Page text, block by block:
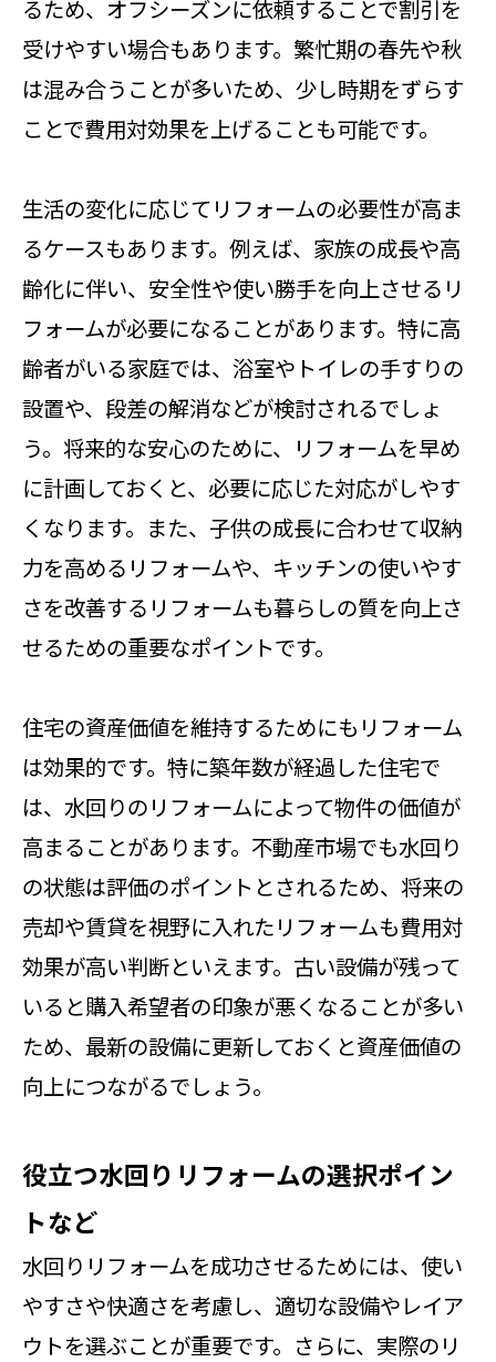
るため、オフシーズンに依頼することで割引を
受けやすい場合もあります。繁忙期の春先や秋
は混み合うことが多いため、少し時期をずらす
ことで費用対効果を上げることも可能です。
生活の変化に応じてリフォームの必要性が高ま
るケースもあります。例えば、家族の成長や高
齢化に伴い、安全性や使い勝手を向上させるリ
フォームが必要になることがあります。特に高
齢者がいる家庭では、浴室やトイレの手すりの
設置や、段差の解消などが検討されるでしょ
う。将来的な安心のために、リフォームを早め
に計画しておくと、必要に応じた対応がしやす
くなります。また、子供の成長に合わせて収納
力を高めるリフォームや、キッチンの使いやす
さを改善するリフォームも暮らしの質を向上さ
せるための重要なポイントです。
住宅の資産価値を維持するためにもリフォーム
は効果的です。特に築年数が経過した住宅で
は、水回りのリフォームによって物件の価値が
高まることがあります。不動産市場でも水回り
の状態は評価のポイントとされるため、将来の
売却や賃貸を視野に入れたリフォームも費用対
効果が高い判断といえます。古い設備が残って
いると購入希望者の印象が悪くなることが多い
ため、最新の設備に更新しておくと資産価値の
向上につながるでしょう。
役立つ水回りリフォームの選択ポイン
トなど
水回りリフォームを成功させるためには、使い
やすさや快適さを考慮し、適切な設備やレイア
ウトを選ぶことが重要です。さらに、実際のリ